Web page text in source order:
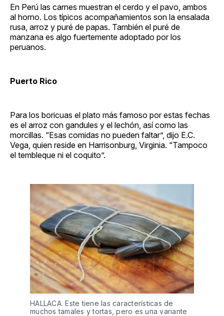
En Perú las carnes muestran el cerdo y el pavo, ambos
al horno. Los típicos acompañamientos son la ensalada
rusa, arroz y puré de papas. También el puré de
manzana es algo fuertemente adoptado por los
peruanos.
Puerto Rico
Para los boricuas el plato más famoso por estas fechas
es el arroz con gandules y el lechón, así como las
morcillas. “Esas comidas no pueden faltar”, dijo E.C.
Vega, quien reside en Harrisonburg, Virginia. “Tampoco
el tembleque ni el coquito”.
HALLACA. Este tiene las características de
muchos tamales y tortas, pero es una variante